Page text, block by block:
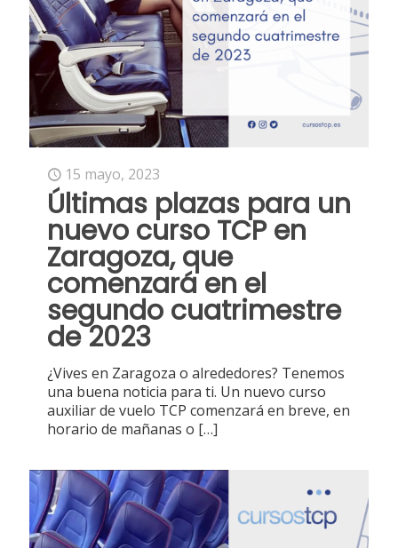
15 mayo, 2023
Últimas plazas para un
nuevo curso TCP en
Zaragoza, que
comenzará en el
segundo cuatrimestre
de 2023
¿Vives en Zaragoza o alrededores? Tenemos
una buena noticia para ti. Un nuevo curso
auxiliar de vuelo TCP comenzará en breve, en
horario de mañanas o […]